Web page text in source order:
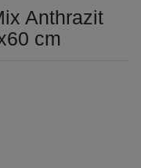
Anthrazit
cm